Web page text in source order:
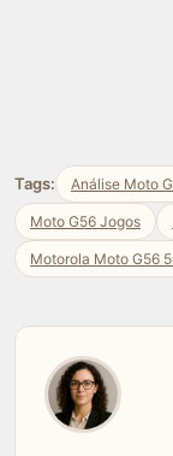
Tags: Análise Moto
Moto G56 Jogos
Motorola Moto G56